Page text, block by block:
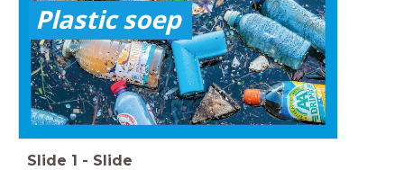
Plastic soep
Slide 1 - Slide